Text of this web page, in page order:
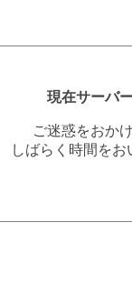
現在サーバ
ご迷惑をおか
しばらく時間を